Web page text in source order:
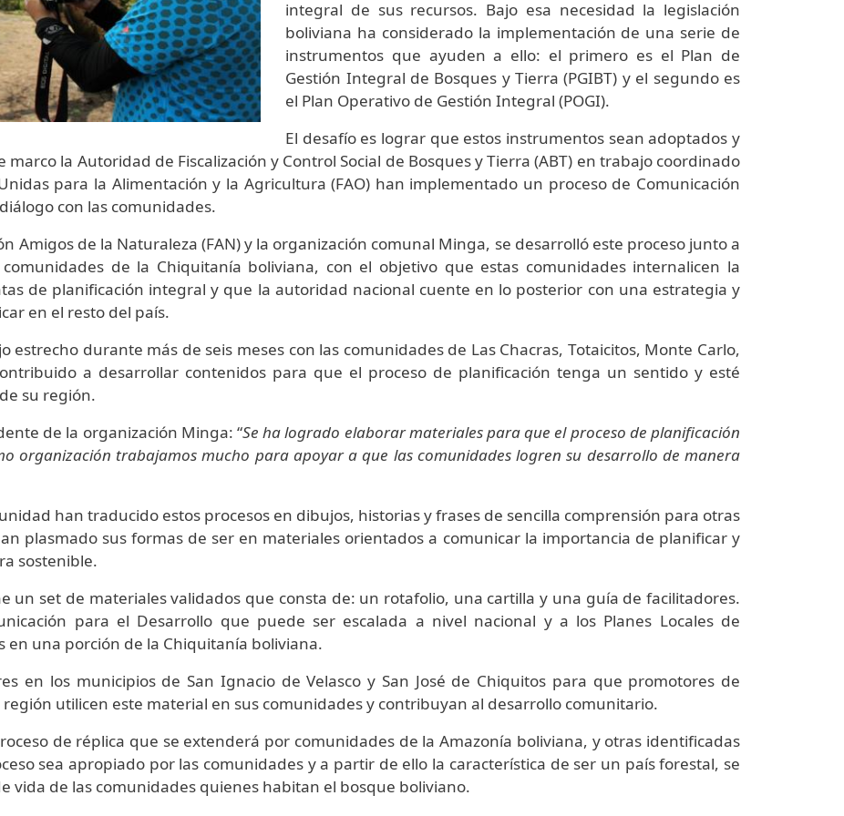
integral de sus recursos. Bajo esa necesidad la legislación
boliviana ha considerado la implementación de una serie de
instrumentos que ayuden a ello: el primero es el Plan de
Gestión Integral de Bosques y Tierra (PGIBT) y el segundo es
el Plan Operativo de Gestión Integral (POGI).
El desafío es lograr que estos instrumentos sean adoptados y
la Autoridad de Fiscalización y Control Social de Bosques y Tierra (ABT) en trabajo coordinado
para la Alimentación y la Agricultura (FAO) han implementado un proceso de Comunicación
diálogo con las comunidades.
Amigos de la Naturaleza (FAN) y la organización comunal Minga, se desarrolló este proceso junto a
de la Chiquitanía boliviana, con el objetivo que estas comunidades internalicen la
de planificación integral y que la autoridad nacional cuente en lo posterior con una estrategia y
en el resto del país.
durante más de seis meses con las comunidades de Las Chacras, Totaicitos, Monte Carlo,
a desarrollar contenidos para que el proceso de planificación tenga un sentido y esté
su región.
de la organización Minga: “Se ha logrado elaborar materiales para que el proceso de planificación
organización trabajamos mucho para apoyar a que las comunidades logren su desarrollo de manera
han traducido estos procesos en dibujos, historias y frases de sencilla comprensión para otras
plasmado sus formas de ser en materiales orientados a comunicar la importancia de planificar y
sostenible.
un set de materiales validados que consta de: un rotafolio, una cartilla y una guía de facilitadores.
para el Desarrollo que puede ser escalada a nivel nacional y a los Planes Locales de
una porción de la Chiquitanía boliviana.
en los municipios de San Ignacio de Velasco y San José de Chiquitos para que promotores de
utilicen este material en sus comunidades y contribuyan al desarrollo comunitario.
de réplica que se extenderá por comunidades de la Amazonía boliviana, y otras identificadas
sea apropiado por las comunidades y a partir de ello la característica de ser un país forestal, se
vida de las comunidades quienes habitan el bosque boliviano.